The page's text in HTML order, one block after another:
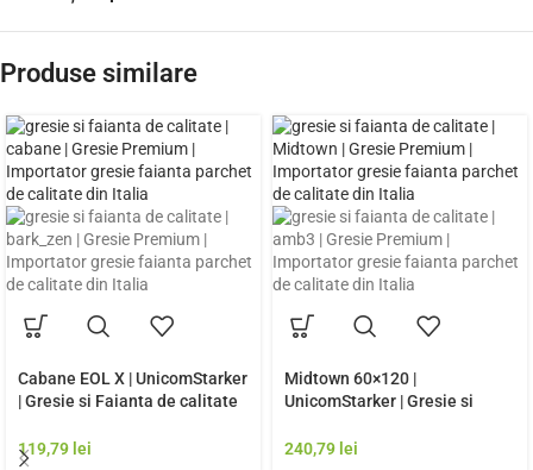
Produse similare
Cabane EOL X | UnicomStarker
| Gresie si Faianta de calitate
Rezistenta Exterior
119,79 lei
Midtown 60×120 |
UnicomStarker | Gresie si
Italia | Model Gresie
240,79 lei